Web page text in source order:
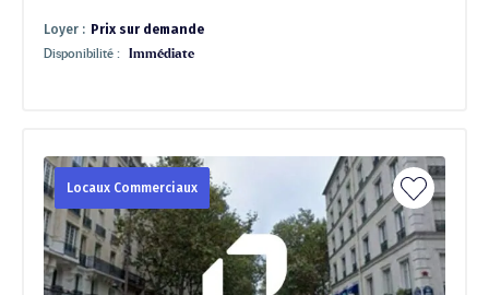
Loyer : Prix sur demande
Disponibilité : Immédiate
Locaux Commerciaux